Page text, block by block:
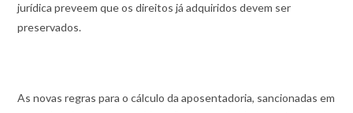
jurídica preveem que os direitos já adquiridos devem ser
preservados.
As novas regras para o cálculo da aposentadoria, sancionadas em